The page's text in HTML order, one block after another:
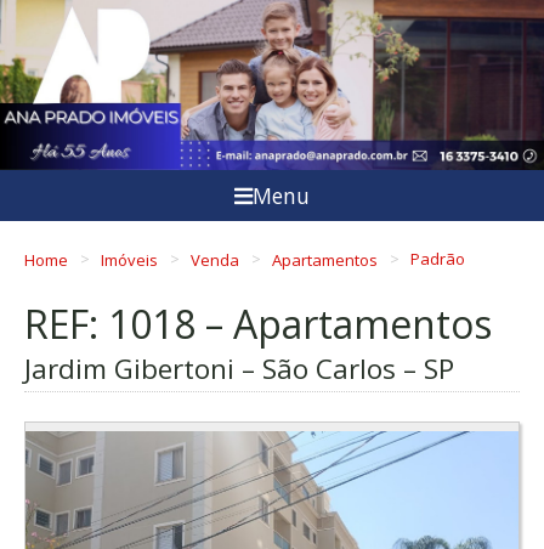
Menu
Home Imóveis Venda Apartamentos Padrão
REF: 1018 – Apartamentos
Jardim Gibertoni – São Carlos – SP